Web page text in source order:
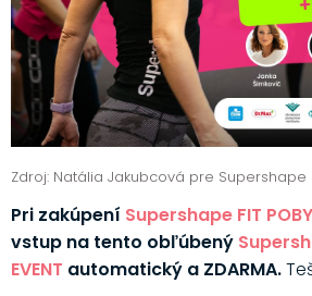
Zdroj: Natália Jakubcová pre Supershape
Pri zakúpení Supershape FIT
vstup na tento obľúbený
EVENT automatický a ZDARMA.